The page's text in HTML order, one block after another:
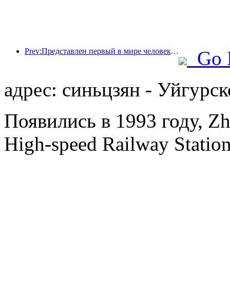
Prev:Представлен первый в мире человекоподобный робот, ориентированный на обслуживание в сфере общественного питания в различных сценариях.
Go
адрес: синьцзян -
Появились в 1993 году,
High-speed Railway